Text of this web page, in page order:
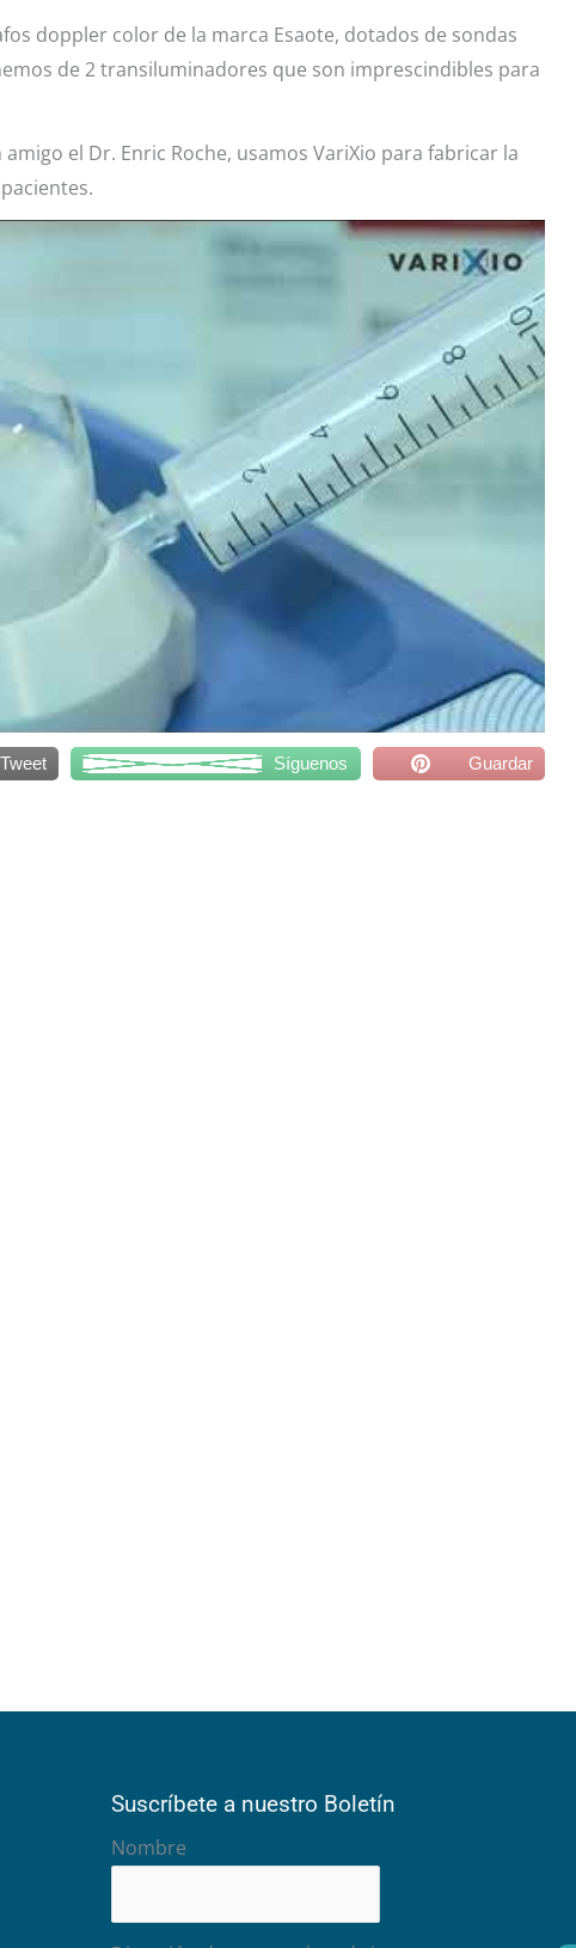
doppler color de la marca Esaote, dotados de sondas
de 2 transiluminadores que son imprescindibles para
el Dr. Enric Roche, usamos VariXio para fabricar la
Tweet Síguenos Guardar
Suscríbete a nuestro Boletín
Nombre